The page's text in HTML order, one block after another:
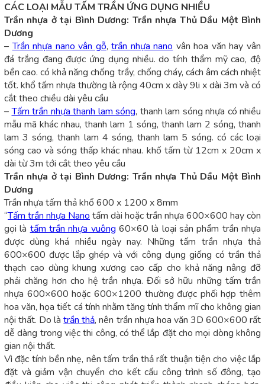
CÁC LOẠI MẪU TẤM TRẦN ỨNG DỤNG NHIỀU
Trần nhựa ở tại Bình Dương: Trần nhựa Thủ Dầu Một Bình
Dương
–Trần nhựa nano vân gỗ,trần nhựa nano vân hoa văn hay vân
đá trắng đang được ứng dụng nhiều. do tính thẩm mỹ cao, độ
bền cao. có khả năng chống trầy, chống cháy, cách âm cách nhiệt
tốt. khổ tấm nhựa thường là rộng 40cm x dày 9li x dài 3m và có
cắt theo chiều dài yêu cầu
–Tấm trần nhựa thanh lam sóng, thanh lam sóng nhựa có nhiều
mẫu mã khác nhau, thanh lam 1 sóng, thanh lam 2 sóng, thanh
lam 3 sóng, thanh lam 4 sóng, thanh lam 5 sóng. có các loại
sóng cao và sóng thấp khác nhau. khố tấm từ 12cm x 20cm x
dài từ 3m tới cắt theo yêu cầu
Trần nhựa ở tại Bình Dương: Trần nhựa Thủ Dầu Một Bình
Dương
Trần nhựa tấm thả khổ 600 x 1200 x 8mm
“Tấm trần nhựa Nano tấm dài hoặc trần nhựa 600×600 hay còn
gọi là tấm trần nhựa vuông 60×60 là loại sản phẩm trần nhựa
được dùng khá nhiều ngày nay. Những tấm trần nhựa thả
600×600 được lắp ghép và với công dụng giống có trần thả
thạch cao dùng khung xương cao cấp cho khả năng nâng đỡ
phải chăng hơn cho hệ trần nhựa. Đối sở hữu những tấm trần
nhựa 600×600 hoặc 600×1200 thường được phối hợp thêm
hoa văn, họa tiết cá tính nhằm tăng tính thẩm mĩ cho không gian
nội thất. Do làtrần thả, nên trần nhựa hoa văn 3D 600×600 rất
dễ dàng trong việc thi công, có thể lắp đặt cho mọi dòng không
gian nội thất.
Vì đặc tính bền nhẹ, nên tấm trần thả rất thuận tiện cho việc lắp
đặt và giảm vận chuyển cho kết cấu công trình số đông, tạo